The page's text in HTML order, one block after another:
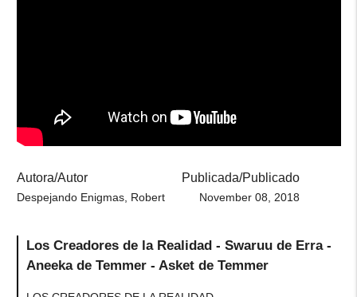
Autora/Autor
Despejando Enigmas, Robert
Publicada/Publicado
November 08, 2018
Los Creadores de la Realidad - Swaruu de Erra -
Aneeka de Temmer - Asket de Temmer